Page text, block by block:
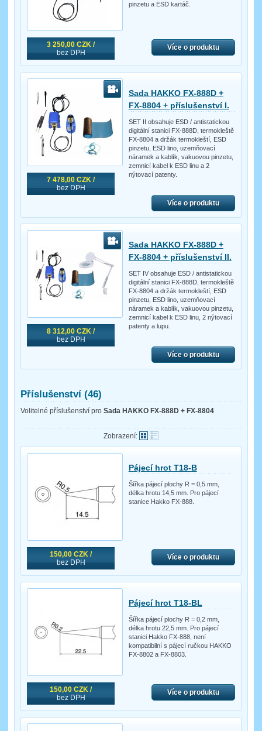
3 250,00 CZK /
bez DPH
pinzetu a ESD kartáč.
Více o produktu
7 478,00 CZK /
bez DPH
Sada HAKKO FX-888D +
FX-8804 + příslušenství I.
SET II obsahuje ESD / antistatickou
digitální stanici FX-888D, termokleště
FX-8804 a držák termokleští, ESD
pinzetu, ESD lino, uzemňovací
náramek a kablík, vakuovou pinzetu,
zemnicí kabel k ESD linu a 2
nýtovací patenty.
Více o produktu
8 312,00 CZK /
bez DPH
Sada HAKKO FX-888D +
FX-8804 + příslušenství II.
SET IV obsahuje ESD / antistatickou
digitální stanici FX-888D, termokleště
FX-8804 a držák termokleští, ESD
pinzetu, ESD lino, uzemňovací
náramek a kablík, vakuovou pinzetu,
zemnicí kabel k ESD linu, 2 nýtovací
patenty a lupu.
Více o produktu
Příslušenství (46)
Volitelné příslušenství pro Sada HAKKO FX-888D + FX-8804
Zobrazení:
150,00 CZK /
bez DPH
Pájecí hrot T18-B
Šířka pájecí plochy R = 0,5 mm,
délka hrotu 14,5 mm. Pro pájecí
stanice Hakko FX-888.
Více o produktu
150,00 CZK /
bez DPH
Pájecí hrot T18-BL
Šířka pájecí plochy R = 0,2 mm,
délka hrotu 22,5 mm. Pro pájecí
stanici Hakko FX-888, není
kompatibilní s pájecí ručkou HAKKO
FX-8802 a FX-8803.
Více o produktu